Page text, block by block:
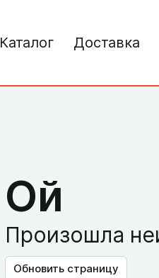
Каталог Доставка
Ой
Произошла
Обновить страницу